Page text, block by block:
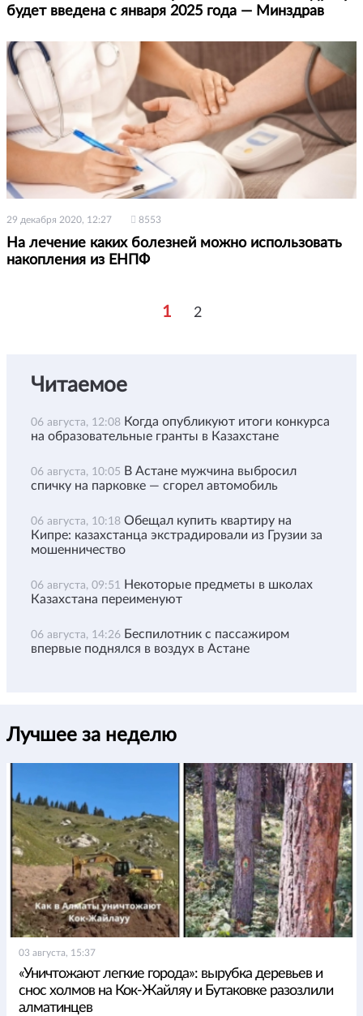
будет введена с января 2025 года — Минздрав
29 декабря 2020, 12:27 8553
На лечение каких болезней можно использовать
накопления из ЕНПФ
1 2
Читаемое
06 августа, 12:08 Когда опубликуют итоги конкурса
на образовательные гранты в Казахстане
06 августа, 10:05 В Астане мужчина выбросил
спичку на парковке — сгорел автомобиль
06 августа, 10:18 Обещал купить квартиру на
Кипре: казахстанца экстрадировали из Грузии за
мошенничество
06 августа, 09:51
Некоторые предметы в школах
Казахстана переименуют
06 августа, 14:26 Беспилотник с пассажиром
впервые поднялся в воздух в Астане
Лучшее за неделю
03 августа, 15:37
«Уничтожают легкие города»: вырубка деревьев и
снос холмов на Кок-Жайляу и Бутаковке разозлили
алматинцев